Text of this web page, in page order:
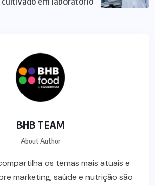
BHB TEAM
About Author
os temas mais atuais e
marketing, saúde e nutrição são